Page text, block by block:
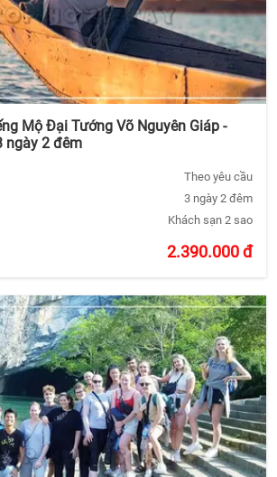
Mộ Đại Tướng Võ Nguyên Giáp -
ngày 2 đêm
Theo yêu cầu
3 ngày 2 đêm
Khách sạn 2 sao
2.390.000đ